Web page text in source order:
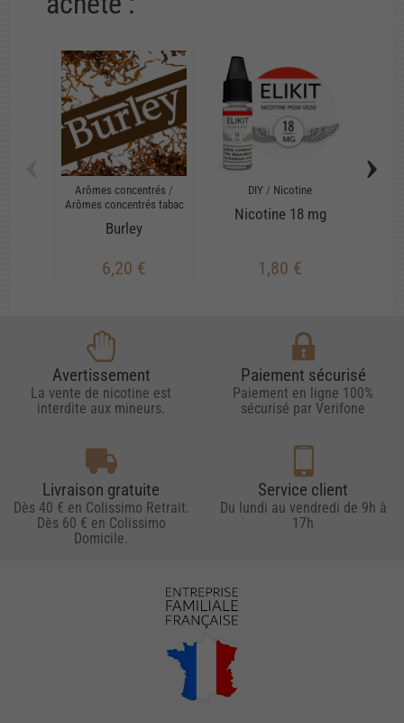
Arômes concentrés /
Arômes concentrés tabac
Burley
6,20 €
DIY / Nicotine
Nicotine 18 mg
1,80 €
›
Avertissement
La vente de nicotine est
interdite aux mineurs.
Paiement sécurisé
Paiement en ligne 100%
sécurisé par Verifone
Livraison gratuite
Dès 40 € en Colissimo Retrait.
Dès 60 € en Colissimo
Domicile.
Service client
Du lundi au vendredi de 9h à
17h